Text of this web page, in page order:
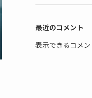
最近のコメント
表示できるコメン